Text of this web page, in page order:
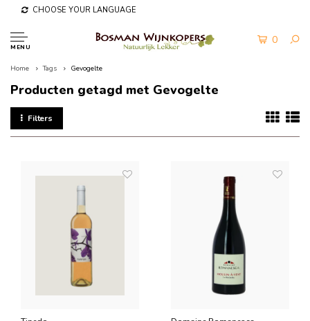
CHOOSE YOUR LANGUAGE
MENU
0
Home Tags Gevogelte
Producten getagd met Gevogelte
Filters